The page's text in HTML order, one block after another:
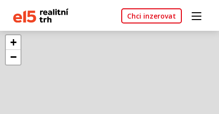
Chci inzerovat
+
−